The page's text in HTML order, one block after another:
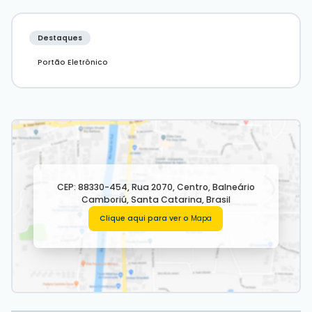
Destaques
Portão Eletrônico
CEP: 88330-454,Rua 2070,Centro,Balneário
Camboriú,Santa Catarina,Brasil
Clique aqui para ver o Mapa